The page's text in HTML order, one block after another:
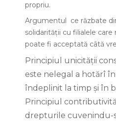
propriu.
Argumentul ce răzbate
solidarității cu filialele
poate fi acceptată câtă
Principiul unicității
este nelegal a hotărî
îndeplinit la timp și în
Principiul
drepturile cuvenindu-